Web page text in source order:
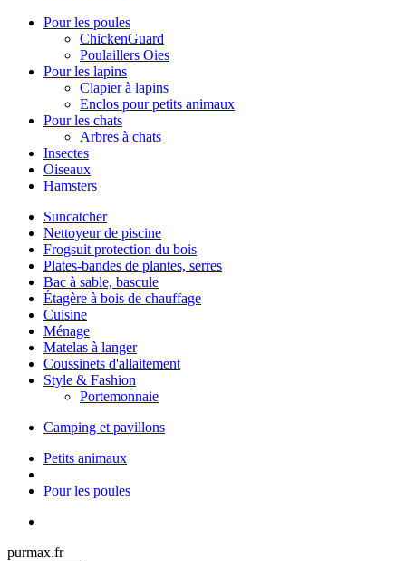
Pour les poules
ChickenGuard
Poulaillers Oies
Pour les lapins
Clapier à lapins
Enclos pour petits animaux
Pour les chats
Arbres à chats
Insectes
Oiseaux
Hamsters
Suncatcher
Nettoyeur de piscine
Frogsuit protection du bois
Plates-bandes de plantes, serres
Bac à sable, bascule
Étagère à bois de chauffage
Cuisine
Ménage
Matelas à langer
Coussinets d'allaitement
Style & Fashion
Portemonnaie
Camping et pavillons
Petits animaux
Pour les poules
purmax.fr